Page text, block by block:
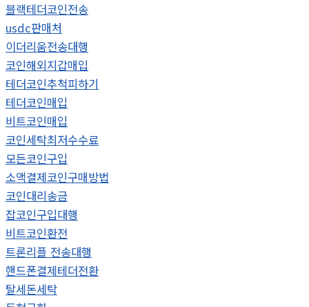
블랙테더코인전송
usdc판매처
이더리움전송대행
코인해외지갑매입
테더코인추척피하기
테더코인매입
비트코인매입
코인세탁최저수수료
모든코인구입
소액결제코인구매방법
코인대리송금
잡코인구입대행
비트코인환전
트론리플 전송대행
핸드폰결제테더전환
탈세돈세탁